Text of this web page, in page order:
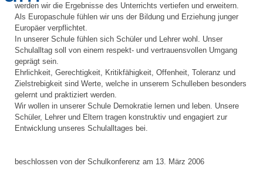
werden wir die Ergebnisse des Unterrichts vertiefen und erweitern.
Als Europaschule fühlen wir uns der Bildung und Erziehung junger
Europäer verpflichtet.
In unserer Schule fühlen sich Schüler und Lehrer wohl. Unser
Schulalltag soll von einem respekt- und vertrauensvollen Umgang
geprägt sein.
Ehrlichkeit, Gerechtigkeit, Kritikfähigkeit, Offenheit, Toleranz und
Zielstrebigkeit sind Werte, welche in unserem Schulleben besonders
gelernt und praktiziert werden.
Wir wollen in unserer Schule Demokratie lernen und leben. Unsere
Schüler, Lehrer und Eltern tragen konstruktiv und engagiert zur
Entwicklung unseres Schulalltages bei.
beschlossen von der Schulkonferenz am 13. März 2006